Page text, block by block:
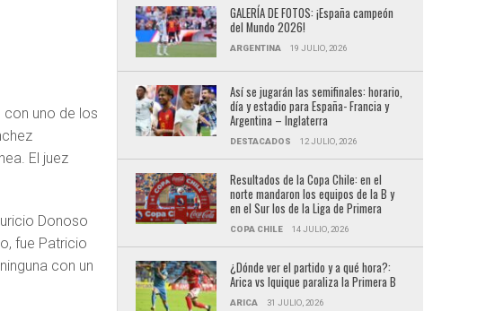
con uno de los
El juez
Donoso
fue Patricio
con un
GALERÍA DE FOTOS: ¡España campeón
del Mundo 2026!
ARGENTINA 19 JULIO, 2026
Así se jugarán las semifinales: horario,
día y estadio para España- Francia y
Argentina – Inglaterra
DESTACADOS 12 JULIO, 2026
Resultados de la Copa Chile: en el
norte mandaron los equipos de la B y
en el Sur los de la Liga de Primera
COPA CHILE 14 JULIO, 2026
¿Dónde ver el partido y a qué hora?:
Arica vs Iquique paraliza la Primera B
ARICA 31 JULIO, 2026